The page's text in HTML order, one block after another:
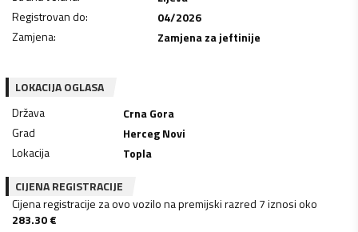
Registrovan do:
04/2026
Zamjena: Zamjena za jeftinije
LOKACIJA OGLASA
Država
Crna Gora
Grad
Herceg Novi
Lokacija
Topla
CIJENA REGISTRACIJE
Cijena registracije za ovo vozilo na premijski razred 7 iznosi oko
283.30€